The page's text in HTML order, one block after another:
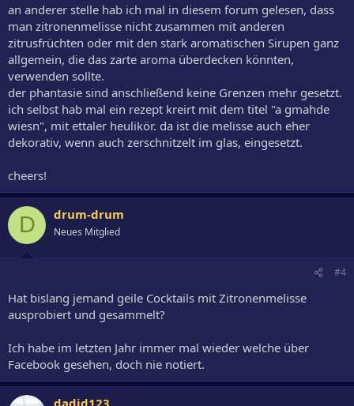
an anderer stelle hab ich mal in diesem forum gelesen, dass
man zitronenmelisse nicht zusammen mit anderen
zitrusfrüchten oder mit den stark aromatischen Sirupen ganz
allgemein, die das zarte aroma überdecken könnten,
verwenden sollte.
der phantasie sind anschließend keine Grenzen mehr gesetzt.
ich selbst hab mal ein rezept kreirt mit dem titel "a gmahde
wiesn", mit ettaler heulikör. da ist die melisse auch eher
dekorativ, wenn auch zerschnitzelt im glas, eingesetzt.
cheers!
D drum-drum
Neues Mitglied
#4
Hat bislang jemand geile Cocktails mit Zitronenmelisse
ausprobiert und gesammelt?
Ich habe im letzten Jahr immer mal wieder welche über
Facebook gesehen, doch nie notiert.
dadid123